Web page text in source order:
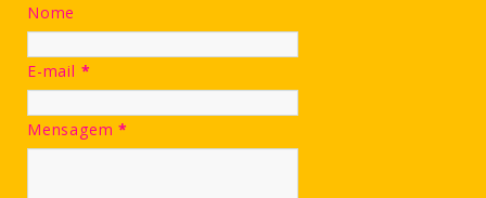
Nome
E-mail *
Mensagem*